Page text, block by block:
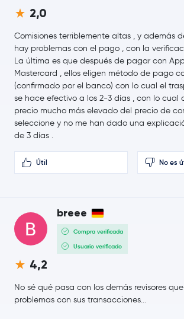
Jupiter Exchange Token JUP
Cosmos ATOM
Arbitrum ARB
PancakeSwap CAKE
Curve DAO Token
Monad MON
Celestia TIA
2,0
Comisiones terriblemente altas , y además
hay problemas con el pago , con la
La última es que después de pagar con
Mastercard , ellos eligen método de pago
(confirmado por el banco) con lo cual el
se hace efectivo a los 2-3 días , con lo cual
precio mucho más elevado del precio de
seleccione y no me han dado una
de 3 días .
Útil No es
breee
Compra verificada
Usuario verificado
4,2
No sé qué pasa con los demás revisores
problemas con sus transacciones...